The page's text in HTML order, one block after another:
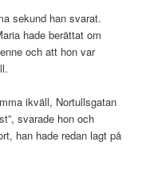
sekund han svarat.
hade berättat om
och att hon var
ikväll, Nortullsgatan
svarade hon och
han hade redan lagt på